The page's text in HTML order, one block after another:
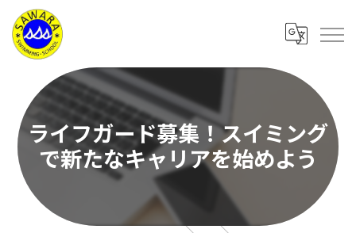
ライフガード募集！スイミング
で新たなキャリアを始めよう